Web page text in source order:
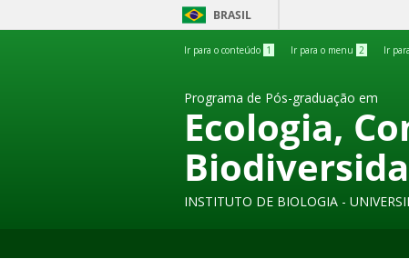
BRASIL
Ir para o conteúdo 1 Ir para o menu 2 Ir
Programa de Pós-graduação em
Ecologia,
INSTITUTO DE BIOLOGIA -